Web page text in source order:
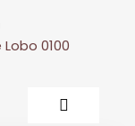
0100